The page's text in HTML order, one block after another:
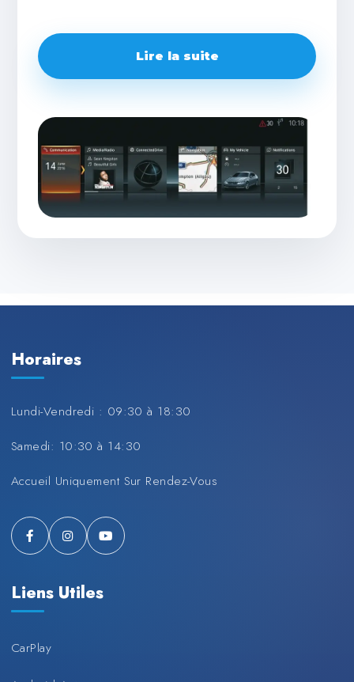
Lire la suite
Horaires
Lundi-Vendredi : 09:30 à 18:30
Samedi: 10:30 à 14:30
Accueil Uniquement Sur Rendez-Vous
Liens Utiles
CarPlay